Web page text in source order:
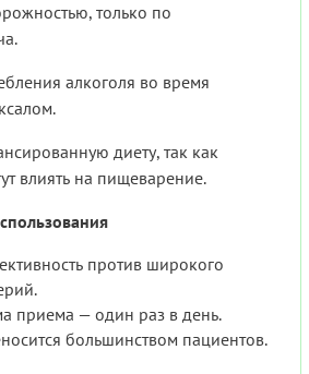
только по
алкоголя во время
диету, так как
влиять на пищеварение.
против широкого
приема — один раз в день.
большинством пациентов.